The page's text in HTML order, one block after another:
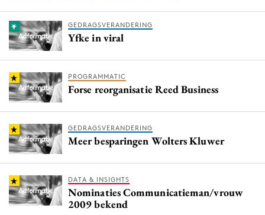
GEDRAGSVERANDERING
Yfke in viral
PROGRAMMATIC
Forse reorganisatie Reed Business
GEDRAGSVERANDERING
Meer besparingen Wolters Kluwer
DATA & INSIGHTS
Nominaties Communicatieman/vrouw
2009 bekend